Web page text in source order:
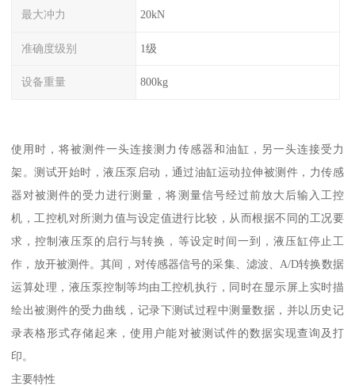
最大冲力 20kN
准确度级别 1级
设备重量 800kg
使用时，将被测件一头连接测力传感器和油缸，另一头连接受力
架。测试开始时，液压泵启动，通过油缸运动拉伸被测件，力传感
器对被测件的受力进行测量，将测量信号经过前放大后输入工控
机，工控机对所测力值与设定值进行比较，从而根据不同的工况要
求，控制液压泵的启行与转换，等设定时间一到，液压缸停止工
作，放开被测件。其间，对传感器信号的采集、滤波、A/D转换数据
运算处理，液压泵控制等均由工控机执行，同时在显示屏上实时描
绘出被测件的受力曲线，记录下测试过程中测量数据，并以历史记
录表格形式存储起来，使用户能对被测试件的数据实现查询及打
印。
主要特性